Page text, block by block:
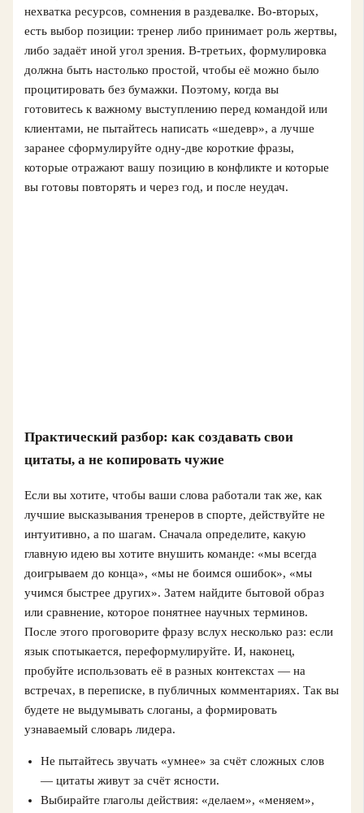
нехватка ресурсов, сомнения в раздевалке. Во-вторых,
есть выбор позиции: тренер либо принимает роль жертвы,
либо задаёт иной угол зрения. В-третьих, формулировка
должна быть настолько простой, чтобы её можно было
процитировать без бумажки. Поэтому, когда вы
готовитесь к важному выступлению перед командой или
клиентами, не пытайтесь написать «шедевр», а лучше
заранее сформулируйте одну-две короткие фразы,
которые отражают вашу позицию в конфликте и которые
вы готовы повторять и через год, и после неудач.
Практический разбор: как создавать свои
цитаты, а не копировать чужие
Если вы хотите, чтобы ваши слова работали так же, как
лучшие высказывания тренеров в спорте, действуйте не
интуитивно, а по шагам. Сначала определите, какую
главную идею вы хотите внушить команде: «мы всегда
доигрываем до конца», «мы не боимся ошибок», «мы
учимся быстрее других». Затем найдите бытовой образ
или сравнение, которое понятнее научных терминов.
После этого проговорите фразу вслух несколько раз: если
язык спотыкается, переформулируйте. И, наконец,
пробуйте использовать её в разных контекстах — на
встречах, в переписке, в публичных комментариях. Так вы
будете не выдумывать слоганы, а формировать
узнаваемый словарь лидера.
Не пытайтесь звучать «умнее» за счёт сложных слов
— цитаты живут за счёт ясности.
Выбирайте глаголы действия: «делаем», «меняем»,